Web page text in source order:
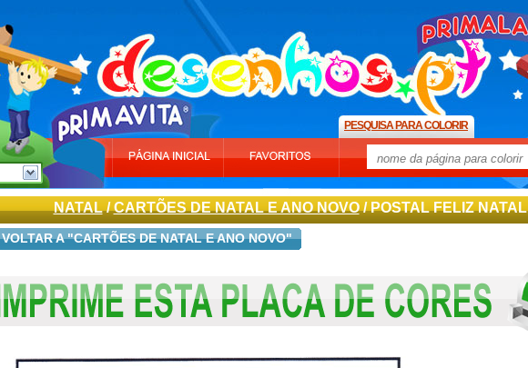
PESQUISA PARA COLORIR
NATAL/CARTÕES DE NATAL E ANO NOVO/ POSTAL FELIZ NATAL
VOLTAR A "CARTÕES DE NATAL E ANO NOVO"